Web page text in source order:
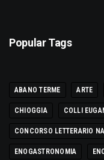
Popular Tags
ABANO TERME ARTE
CHIOGGIA COLLI
CONCORSO LETTERARIO
ENOGASTRONOMIA